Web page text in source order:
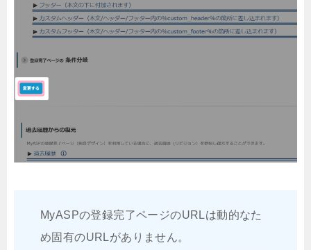
MyASPの登録完了ページのURLは動的なた
め固有のURLがありません。